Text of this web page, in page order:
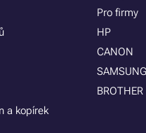
a kopírek
Pro firmy
HP
CANON
SAMSUNG
BROTHER